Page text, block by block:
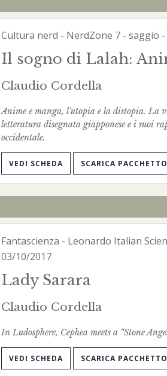
Cultura nerd - NerdZone 7 - saggio -
Il sogno di Lalah:
Claudio Cordella
Anime e manga, l'utopia e la distopia. La
letteratura disegnata giapponese e i suoi
occidentale.
VEDI SCHEDA SCARICA
Fantascienza - Leonardo Italian
03/10/2017
Lady Sarara
Claudio Cordella
In Ludosphere, Cephea meets a “Stone
VEDI SCHEDA SCARICA